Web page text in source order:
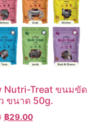
Nutri-Treat ขนมขัด
ขนาด 50g.
Original
฿29.00Current